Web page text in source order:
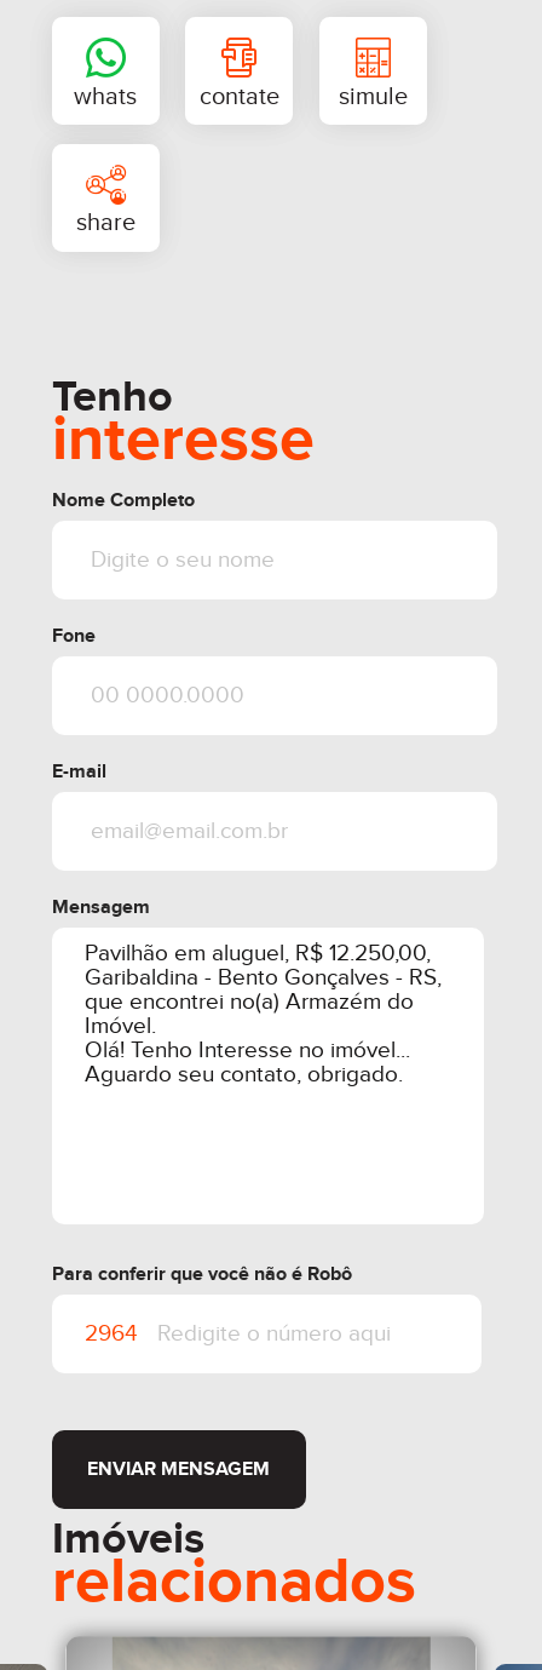
Região com boa circulação
Perfeito para quem busca espaço, praticidade e
Entre em contato para mais informações e agende
uma visita!
whats
share
Tenho
interesse
Nome Completo
Fone
E-mail
Mensagem
Para conferir que você não é Robô
ENVIAR MENSAGEM
Imóveis
relacionados